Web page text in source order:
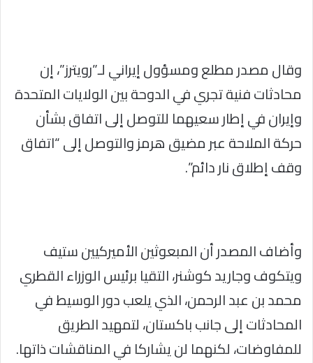
وقال مصدر مطلع ومسؤول إيراني لـ”رويترز”، إن
محادثات فنية تجري في الدوحة بين الولايات المتحدة
وإيران في إطار سعيهما للتوصل إلى اتفاق بشأن
حركة الملاحة عبر مضيق هرمز والتوصل إلى “اتفاق
وقف إطلاق نار دائم”.
وأضاف المصدر أن المبعوثين الأميركيين ستيف
ويتكوف وجاريد كوشنر، التقيا برئيس الوزراء القطري
محمد بن عبد الرحمن، الذي يلعب دور الوسيط في
المحادثات إلى جانب باكستان، لتمهيد الطريق
للمفاوضات، لكنهما لن يشاركا في المناقشات ذاتها.